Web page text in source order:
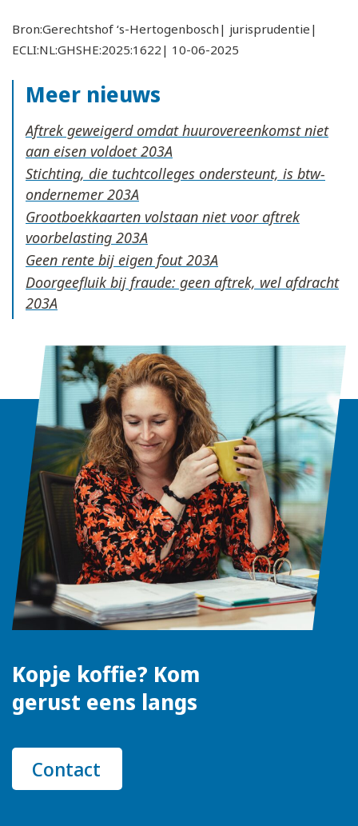
Bron:Gerechtshof ‘s-Hertogenbosch| jurisprudentie|
ECLI:NL:GHSHE:2025:1622| 10-06-2025
Meer nieuws
Aftrek geweigerd omdat huurovereenkomst niet
aan eisen voldoet
Stichting, die tuchtcolleges ondersteunt, is btw-
ondernemer
Grootboekkaarten volstaan niet voor aftrek
voorbelasting
Geen rente bij eigen fout
Doorgeefluik bij fraude: geen aftrek, wel afdracht
Kopje koffie? Kom
gerust eens langs
Contact